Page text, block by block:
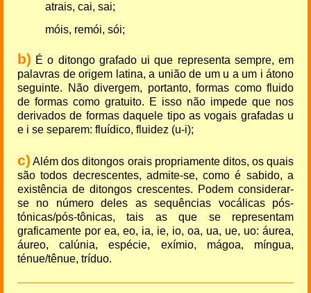
atrais, cai, sai;
móis, remói, sói;
b) É o ditongo grafado ui que representa sempre, em
palavras de origem latina, a união de um u a um i átono
seguinte. Não divergem, portanto, formas como fluido
de formas como gratuito. E isso não impede que nos
derivados de formas daquele tipo as vogais grafadas u
e i se separem: fluídico, fluidez (u-i);
c) Além dos ditongos orais propriamente ditos, os quais
são todos decrescentes, admite-se, como é sabido, a
existência de ditongos crescentes. Podem considerar-
se no número deles as sequências vocálicas pós-
tónicas/pós-tônicas, tais as que se representam
graficamente por ea, eo, ia, ie, io, oa, ua, ue, uo: áurea,
áureo, calúnia, espécie, exímio, mágoa, míngua,
ténue/tênue, tríduo.